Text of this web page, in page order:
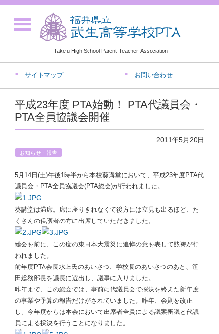
Takefu High School Parent-Teacher-Association
サイトマップ お問い合わせ
平成23年度 PTA始動！ PTA代議員会・
PTA全員協議会開催
2011年5月20日
お知らせ・報告
5月14日(土)午後1時半から本校葵講堂において、平成23年度PTA代
議員会・PTA全員協議会(PTA総会)が行われました。
葵講堂は満席。席に座りきれなくて後方には立見も出るほど、た
くさんの保護者の方に出席していただきました。
総会を前に、この度の東日本大震災に追悼の意を表して黙祷が行
われました。
前年度PTA会長水上氏のあいさつ、学校長のあいさつのあと、笹
田総務部長を議長に選出し、議事に入りました。
昨年まで、この総会では、事前に代議員会で採決を終えた新年度
の事業や予算の報告だけがされていました。昨年、会則を改正
し、今年度からは本会において出席者全員による議案審議と代議
員による採決を行うことになりました。